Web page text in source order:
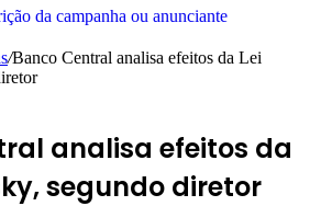
/Banco Central analisa efeitos da Lei
analisa efeitos da
segundo diretor